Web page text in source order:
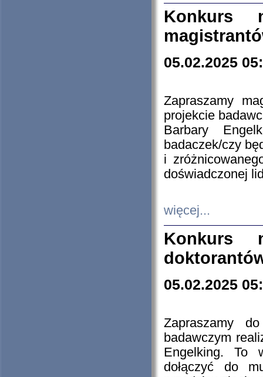
Konkurs
05.02.2025
Zapraszamy
projekcie
Barbary
badaczek/czy
i
doświadczonej
więcej...
Konkurs
05.02.2025
Zapraszamy
badawczym
Engelking. To
dołączyć do